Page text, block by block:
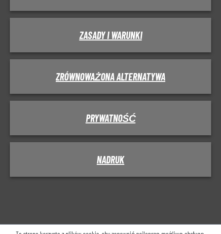
ZASADY I WARUNKI
ZRÓWNOWAŻONA ALTERNATYWA
PRYWATNOŚĆ
NADRUK